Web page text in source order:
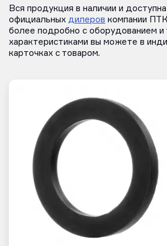
Вся продукция в наличии и
официальных дилеров компании
более подробно с оборудованием и
характеристиками вы можете в
карточках с товаром.